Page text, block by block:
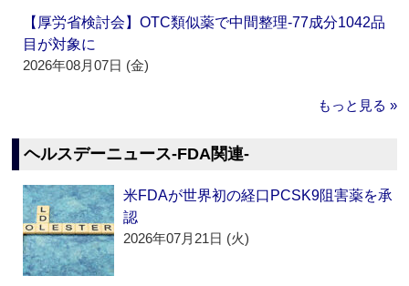
【厚労省検討会】OTC類似薬で中間整理‐77成分1042品
目が対象に
2026年08月07日 (金)
もっと見る »
ヘルスデーニュース‐FDA関連‐
米FDAが世界初の経口PCSK9阻害薬を承
認
2026年07月21日 (火)